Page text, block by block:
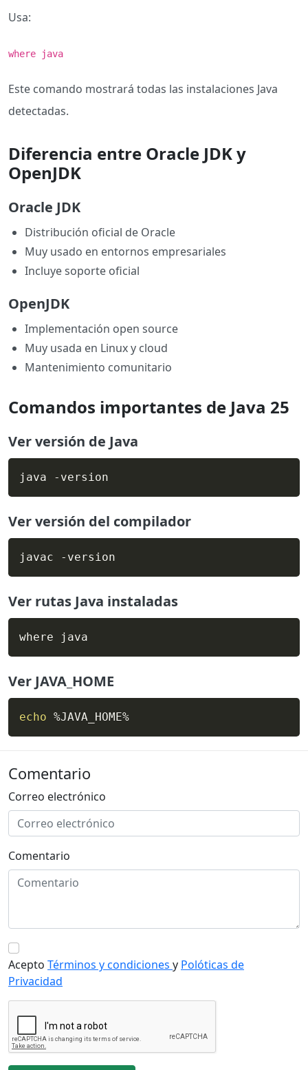
Usa:
where java
Este comando mostrará todas las instalaciones Java
detectadas.
Diferencia entre Oracle JDK y
OpenJDK
Oracle JDK
Distribución oficial de Oracle
Muy usado en entornos empresariales
Incluye soporte oficial
OpenJDK
Implementación open source
Muy usada en Linux y cloud
Mantenimiento comunitario
Comandos importantes de Java 25
Ver versión de Java
java -version
Ver versión del compilador
javac -version
Ver rutas Java instaladas
where java
Ver JAVA_HOME
echo %JAVA_HOME%
Comentario
Correo electrónico
Comentario
Acepto Términos y condiciones y Polóticas de
Privacidad